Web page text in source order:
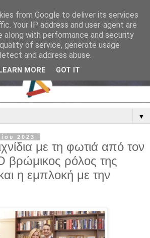
▼
2023
με τη φωτιά από τον
βρώμικος ρόλος της
η εμπλοκή με την
from Google to deliver its services
Your IP address and user-agent are
along with performance and security
of service, generate usage
and address abuse.
LEARN MORE GOT IT